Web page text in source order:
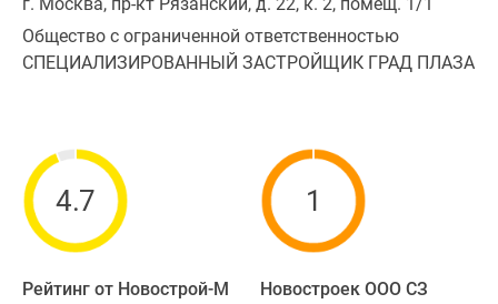
Общество с ограниченной ответственностью
СПЕЦИАЛИЗИРОВАННЫЙ ЗАСТРОЙЩИК ГРАД ПЛАЗА
4.7
Рейтинг от Новострой-М
1
Новостроек ООО СЗ